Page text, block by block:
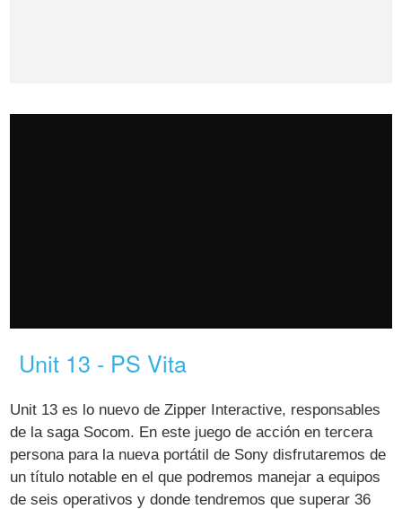
Unit 13 - PS Vita
Unit 13 es lo nuevo de Zipper Interactive, responsables
de la saga Socom. En este juego de acción en tercera
persona para la nueva portátil de Sony disfrutaremos de
un título notable en el que podremos manejar a equipos
de seis operativos y donde tendremos que superar 36